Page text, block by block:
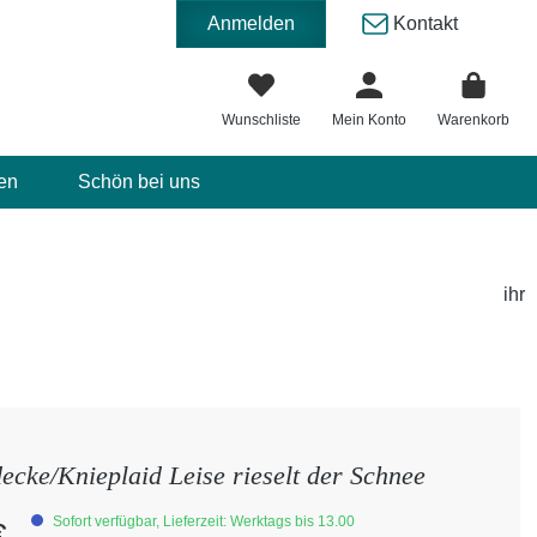
Anmelden Kontakt
Wunschliste Mein Konto Warenkorb
Schön bei uns
ihr
Knieplaid Leise rieselt der Schnee
Sofort verfügbar, Lieferzeit: Werktags bis 13.00